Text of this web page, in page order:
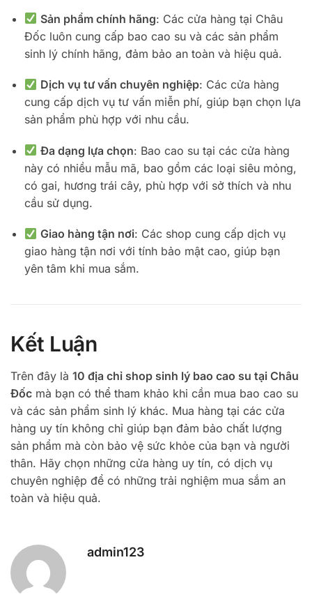
Sản phẩm chính hãng: Các cửa hàng tại Châu
Đốc luôn cung cấp bao cao su và các sản phẩm
sinh lý chính hãng, đảm bảo an toàn và hiệu quả.
Dịch vụ tư vấn chuyên nghiệp: Các cửa hàng
cung cấp dịch vụ tư vấn miễn phí, giúp bạn chọn lựa
sản phẩm phù hợp với nhu cầu.
Đa dạng lựa chọn: Bao cao su tại các cửa hàng
này có nhiều mẫu mã, bao gồm các loại siêu mỏng,
có gai, hương trái cây, phù hợp với sở thích và nhu
cầu sử dụng.
Giao hàng tận nơi: Các shop cung cấp dịch vụ
giao hàng tận nơi với tính bảo mật cao, giúp bạn
yên tâm khi mua sắm.
Kết Luận
Trên đây là 10 địa chỉ shop sinh lý bao cao su tại Châu
Đốc mà bạn có thể tham khảo khi cần mua bao cao su
và các sản phẩm sinh lý khác. Mua hàng tại các cửa
hàng uy tín không chỉ giúp bạn đảm bảo chất lượng
sản phẩm mà còn bảo vệ sức khỏe của bạn và người
thân. Hãy chọn những cửa hàng uy tín, có dịch vụ
chuyên nghiệp để có những trải nghiệm mua sắm an
toàn và hiệu quả.
admin123